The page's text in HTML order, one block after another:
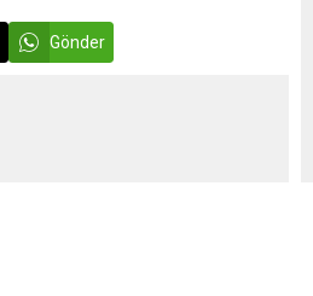
Gönder